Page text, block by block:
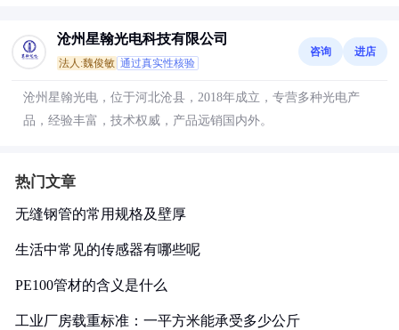
沧州星翰光电科技有限公司
法人:魏俊敏 通过真实性核验
咨询 进店
沧州星翰光电，位于河北沧县，2018年成立，专营多种光电产
品，经验丰富，技术权威，产品远销国内外。
热门文章
无缝钢管的常用规格及壁厚
生活中常见的传感器有哪些呢
PE100管材的含义是什么
工业厂房载重标准：一平方米能承受多少公斤